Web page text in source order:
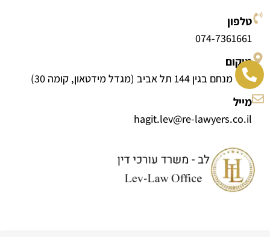
טלפון
074-7361661
מיקום
דרך מנחם בגין 144 תל אביב (מגדל מידטאון, קומה 30)
מייל
hagit.lev@re-lawyers.co.il